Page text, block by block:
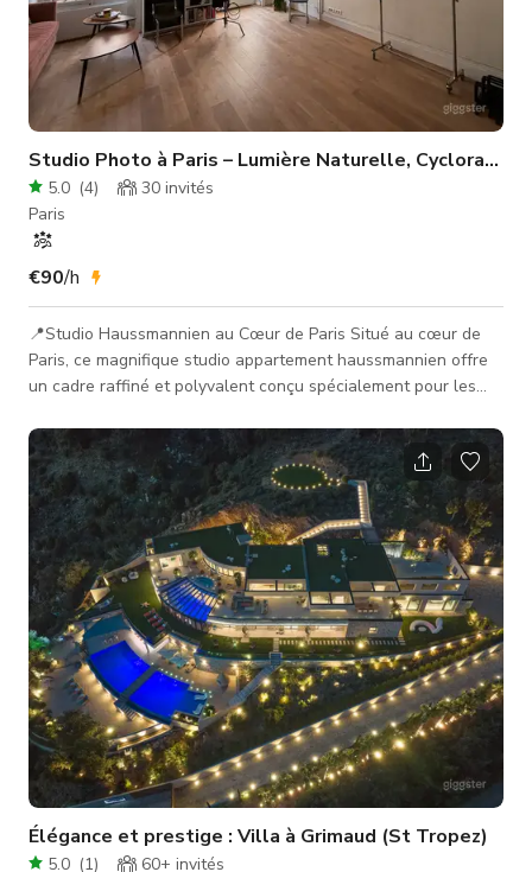
Studio Photo à Paris – Lumière Naturelle, Cyclorama & Production Complète
5.0 (4) 30 invités
Paris
€90/h
📍Studio Haussmannien au Cœur de Paris Situé au cœur de
Paris, ce magnifique studio appartement haussmannien offre
un cadre raffiné et polyvalent conçu spécialement pour les
plafonds de 3,40 m de hauteur, d'une architecture parisienne
élégante et d'une lumière naturelle douce et indirecte — idéal
pour capturer des ambiances authentiques et
cinématographiques. Parfait pour les natures mortes, portraits,
interviews, éditoriau
Élégance et prestige : Villa à Grimaud (St Tropez)
5.0 (1) 60+ invités